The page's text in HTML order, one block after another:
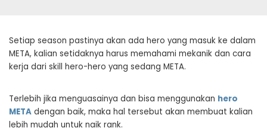
Setiap season pastinya akan ada hero yang masuk ke dalam
META, kalian setidaknya harus memahami mekanik dan cara
kerja dari skill hero-hero yang sedang META.
Terlebih jika menguasainya dan bisa menggunakan hero
META dengan baik, maka hal tersebut akan membuat kalian
lebih mudah untuk naik rank.